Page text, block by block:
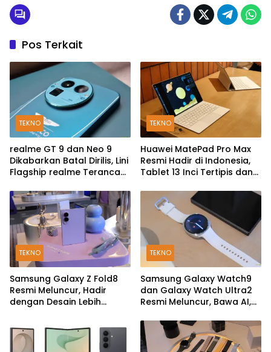
Pos Terkait
TEKNO
realme GT 9 dan Neo 9
Dikabarkan Batal Dirilis, Lini
Flagship realme Terancam
TEKNO
Huawei MatePad Pro Max
Resmi Hadir di Indonesia,
Tablet 13 Inci Tertipis dan
TEKNO
Samsung Galaxy Z Fold8
Resmi Meluncur, Hadir
dengan Desain Lebih
TEKNO
Samsung Galaxy Watch9
dan Galaxy Watch Ultra2
Resmi Meluncur, Bawa AI,
dan Fitur Kesehatan Baru